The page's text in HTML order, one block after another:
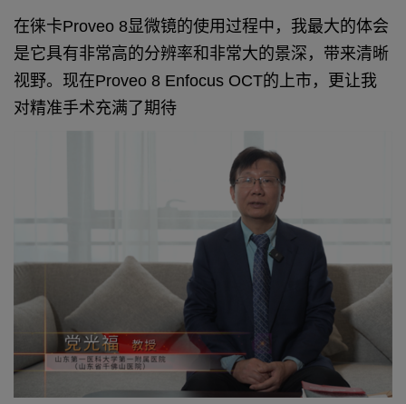
在徕卡Proveo 8显微镜的使用过程中，我最大的体会
是它具有非常高的分辨率和非常大的景深，带来清晰
视野。现在Proveo 8 Enfocus OCT的上市，更让我
对精准手术充满了期待